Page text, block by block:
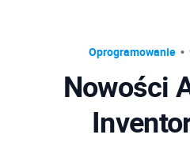
Oprogramowanie
Nowości